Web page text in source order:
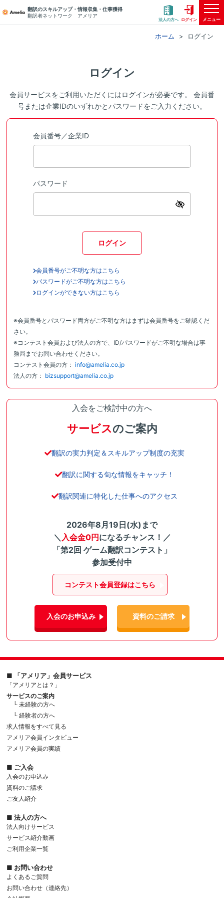
翻訳のスキルアップ・情報収集・仕事獲得
翻訳者ネットワーク アメリア
法人の方へ ログイン メニュー
ホーム ログイン
ログイン
会員サービスをご利用いただくにはログインが必要です。 会員番
号または企業IDのいずれかとパスワードをご入力ください。
会員番号／企業ID
パスワード
ログイン
会員番号がご不明な方はこちら
パスワードがご不明な方はこちら
ログインができない方はこちら
※会員番号とパスワード両方がご不明な方はまずは会員番号をご確認くだ
さい。
※コンテスト会員および法人の方で、ID/パスワードがご不明な場合は事
務局までお問い合わせください。
コンテスト会員の方： info@amelia.co.jp
法人の方： bizsupport@amelia.co.jp
入会をご検討中の方へ
サービスのご案内
翻訳の実力判定＆スキルアップ制度の充実
翻訳に関する旬な情報をキャッチ！
翻訳関連に特化した仕事へのアクセス
2026年8月19日(水)まで
＼ 入会金0円になるチャンス！／
「第2回 ゲーム翻訳コンテスト」
参加受付中
コンテスト会員登録はこちら
入会のお申込み 資料のご請求
■ 「アメリア」会員サービス
「アメリアとは？」
サービスのご案内
└ 未経験の方へ
└ 経験者の方へ
求人情報をすべて見る
アメリア会員インタビュー
アメリア会員の実績
■ ご入会
入会のお申込み
資料のご請求
ご友人紹介
■ 法人の方へ
法人向けサービス
サービス紹介動画
ご利用企業一覧
■ お問い合わせ
よくあるご質問
お問い合わせ（連絡先）